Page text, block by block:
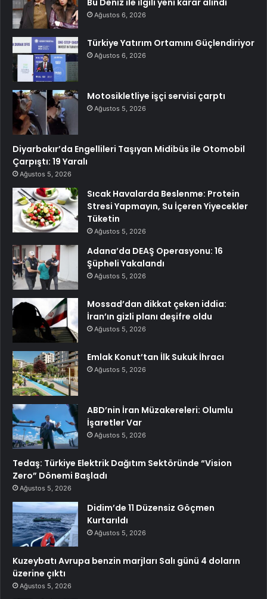
Bu Deniz ile ilgili yeni karar alındı
Ağustos 6, 2026
Türkiye Yatırım Ortamını Güçlendiriyor
Ağustos 6, 2026
Motosikletliye işçi servisi çarptı
Ağustos 5, 2026
Diyarbakır’da Engellileri Taşıyan Midibüs ile Otomobil
Çarpıştı: 19 Yaralı
Ağustos 5, 2026
Sıcak Havalarda Beslenme: Protein
Stresi Yapmayın, Su İçeren Yiyecekler
Tüketin
Ağustos 5, 2026
Adana’da DEAŞ Operasyonu: 16
Şüpheli Yakalandı
Ağustos 5, 2026
Mossad’dan dikkat çeken iddia:
İran’ın gizli planı deşifre oldu
Ağustos 5, 2026
Emlak Konut’tan İlk Sukuk İhracı
Ağustos 5, 2026
ABD’nin İran Müzakereleri: Olumlu
İşaretler Var
Ağustos 5, 2026
Tedaş: Türkiye Elektrik Dağıtım Sektöründe “Vision
Zero” Dönemi Başladı
Ağustos 5, 2026
Didim’de 11 Düzensiz Göçmen
Kurtarıldı
Ağustos 5, 2026
Kuzeybatı Avrupa benzin marjları Salı günü 4 doların
üzerine çıktı
Ağustos 5, 2026